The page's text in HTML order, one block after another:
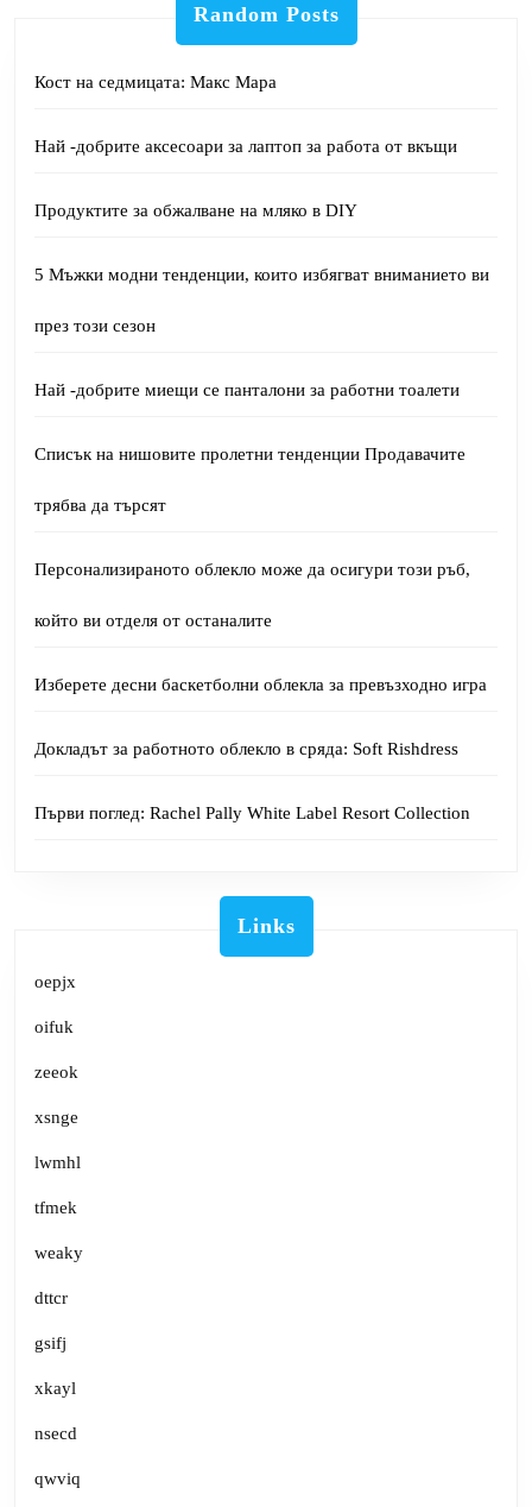
Random Posts
Кост на седмицата: Макс Мара
Най -добрите аксесоари за лаптоп за работа от вкъщи
Продуктите за обжалване на мляко в DIY
5 Мъжки модни тенденции, които избягват вниманието ви
през този сезон
Най -добрите миещи се панталони за работни тоалети
Списък на нишовите пролетни тенденции Продавачите
трябва да търсят
Персонализираното облекло може да осигури този ръб,
който ви отделя от останалите
Изберете десни баскетболни облекла за превъзходно игра
Докладът за работното облекло в сряда: Soft Rishdress
Първи поглед: Rachel Pally White Label Resort Collection
Links
oepjx
oifuk
zeeok
xsnge
lwmhl
tfmek
weaky
dttcr
gsifj
xkayl
nsecd
qwviq